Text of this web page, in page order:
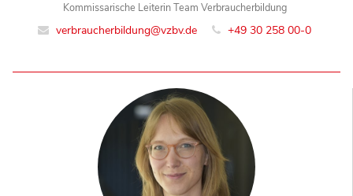
Kommissarische Leiterin Team Verbraucherbildung
verbraucherbildung@vzbv.de +49 30 258 00-0